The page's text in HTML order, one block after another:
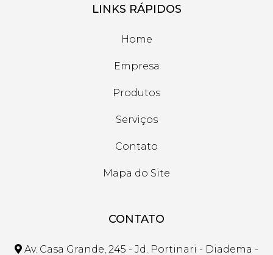
LINKS RÁPIDOS
Home
Empresa
Produtos
Serviços
Contato
Mapa do Site
CONTATO
Av. Casa Grande, 245 - Jd. Portinari - Diadema -